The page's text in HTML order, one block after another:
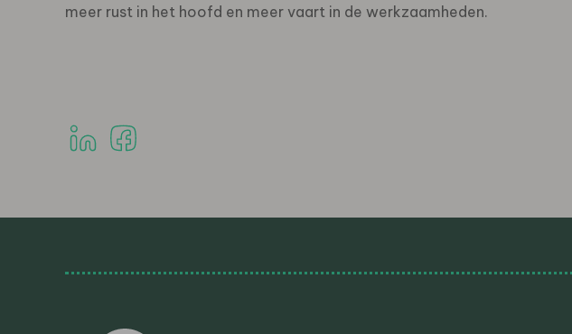
meer rust in het hoofd en meer vaart in de werkzaamheden.